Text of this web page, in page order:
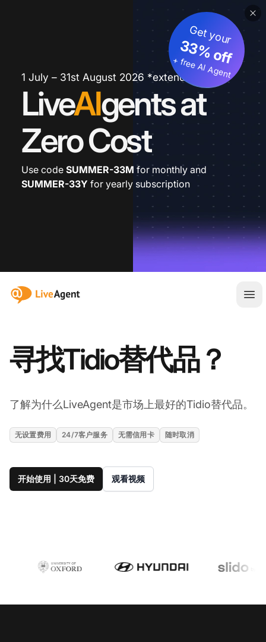
1 July – 31st August 2026 *extended
LiveAIgents at
Zero Cost
Get your
33% off
+ free AI Agent
Use code SUMMER-33M for monthly and
SUMMER-33Y for yearly subscription
:site.title
寻找Tidio替代品？
了解为什么LiveAgent是市场上最好的Tidio替代品。
无设置费用 24/7客户服务 无需信用卡 随时取消
开始使用 | 30天免费 观看视频